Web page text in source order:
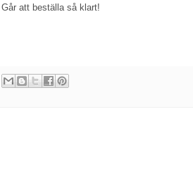
Går att beställa så klart!